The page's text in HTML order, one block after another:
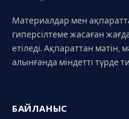
Материалдар мен
гиперсілтеме жасаған
етіледі. Ақпараттан мәтін,
алынғанда міндетті түрде
БАЙЛАНЫС